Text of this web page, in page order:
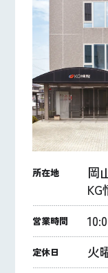
所在地
岡
KG
営業時間
定休日 火